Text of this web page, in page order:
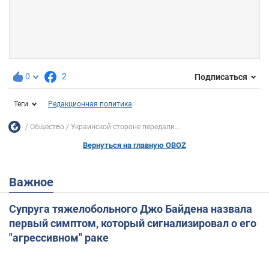
0 2 Подписаться
Теги Редакционная политика
Общество Украинской стороне передали...
Вернуться на главную OBOZ
Важное
Супруга тяжелобольного Джо Байдена назвала
первый симптом, который сигнализировал о его
"агрессивном" раке